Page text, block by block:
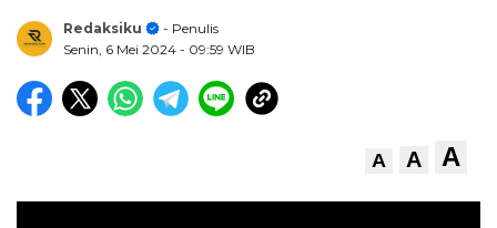
Redaksiku
- Penulis
Senin, 6 Mei 2024 - 09:59 WIB
A A A